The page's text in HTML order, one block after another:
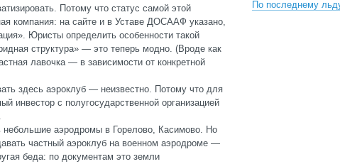
Потому что статус самой этой
компания: на сайте и в Уставе ДОСААФ указано,
Юристы определить особенности такой
структура» — это теперь модно. (Вроде как
лавочка — в зависимости от конкретной
здесь аэроклуб — неизвестно. Потому что для
инвестор с полугосударственной организацией
аэродромы в Горелово, Касимово. Но
частный аэроклуб на военном аэродроме —
беда: по документам это земли
По последнему